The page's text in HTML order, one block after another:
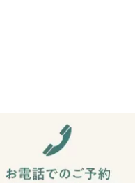
All Rights Reserved.